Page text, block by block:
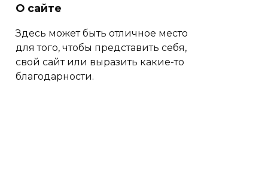
О сайте
Здесь может быть отличное место
для того, чтобы представить себя,
свой сайт или выразить какие-то
благодарности.